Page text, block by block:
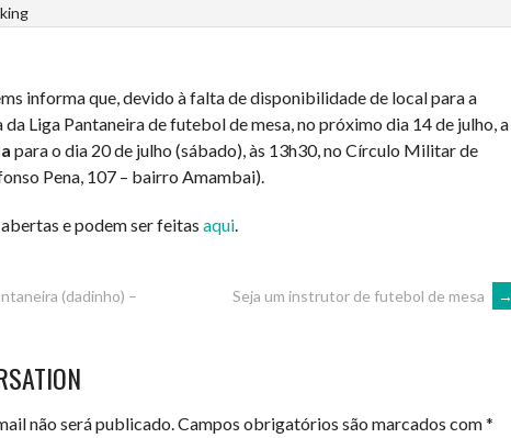
informa que, devido à falta de disponibilidade de local para a
da Liga Pantaneira de futebol de mesa, no próximo dia 14 de julho, a
para o dia 20 de julho (sábado), às 13h30, no Círculo Militar de
Pena, 107 – bairro Amambai).
e podem ser feitas aqui.
(dadinho) –
Seja um instrutor de futebol de mesa →
não será publicado. Campos obrigatórios são marcados com*